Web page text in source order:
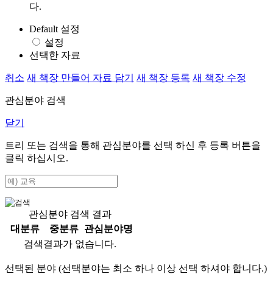
다.
Default 설정
설정
선택한 자료
취소 새 책장 만들어 자료 담기 새 책장 등록 새 책장 수정
관심분야 검색
닫기
트리 또는 검색을 통해 관심분야를 선택 하신 후 등록 버튼을
클릭 하십시오.
관심분야 검색 결과
대분류
중분류
관심분야명
검색결과가 없습니다.
선택된 분야 (선택분야는 최소 하나 이상 선택 하셔야 합니다.)